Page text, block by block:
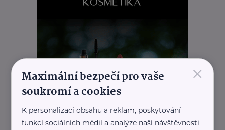
×
Maximální bezpečí pro vaše
soukromí a cookies
K personalizaci obsahu a reklam, poskytování
funkcí sociálních médií a analýze naší návštěvnosti